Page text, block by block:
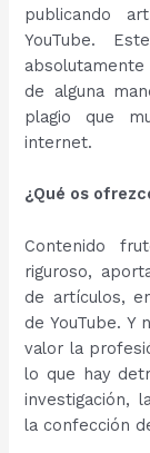
publicando
YouTube.
de alguna
plagio que
internet.
¿Qué os
Contenido
riguroso,
de artículos,
de YouTube.
valor la
lo que hay
investigación,
la confección